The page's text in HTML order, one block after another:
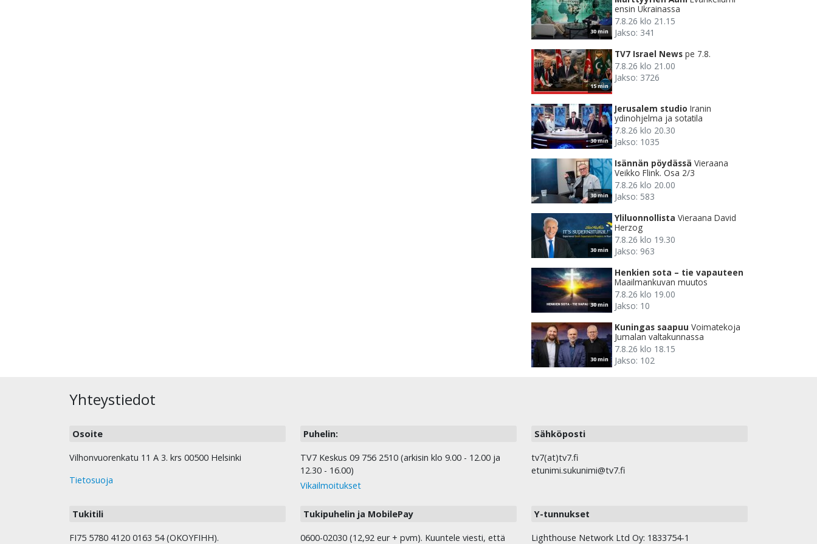
30 min
ensin Ukrainassa
7.8.26 klo 21.15
Jakso: 341
15 min
TV7 Israel News pe 7.8.
7.8.26 klo 21.00
Jakso: 3726
30 min
Jerusalem studio Iranin
ydinohjelma ja sotatila
7.8.26 klo 20.30
Jakso: 1035
30 min
Isännän pöydässä Vieraana
Veikko Flink. Osa 2/3
7.8.26 klo 20.00
Jakso: 583
30 min
Yliluonnollista Vieraana David
Herzog
7.8.26 klo 19.30
Jakso: 963
30 min
Henkien sota – tie vapauteen
Maailmankuvan muutos
7.8.26 klo 19.00
Jakso: 10
30 min
Kuningas saapuu Voimatekoja
Jumalan valtakunnassa
7.8.26 klo 18.15
Jakso: 102
Yhteystiedot
Osoite
Vilhonvuorenkatu 11 A 3. krs 00500 Helsinki
Tietosuoja
Puhelin:
TV7 Keskus 09 756 2510 (arkisin klo 9.00 - 12.00 ja
12.30 - 16.00)
Vikailmoitukset
Sähköposti
tv7(at)tv7.fi
etunimi.sukunimi@tv7.fi
Tukitili
FI75 5780 4120 0163 54 (OKOYFIHH).
Tukipuhelin ja MobilePay
0600-02030 (12,92 eur + pvm). Kuuntele viesti, että
Y-tunnukset
Lighthouse Network Ltd Oy: 1833754-1